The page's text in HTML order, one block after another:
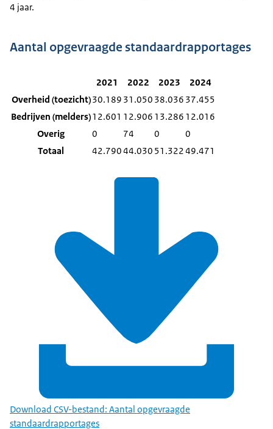
4 jaar.
Aantal opgevraagde standaardrapportages
2021 2022 2023
2024
Overheid (toezicht)30.189 31.050 38.036 37.455
Bedrijven (melders)12.601 12.906 13.286 12.016
Overig
0 74 0
0
Totaal
42.790 44.030 51.322 49.471
Download CSV-bestand: Aantal opgevraagde
standaardrapportages